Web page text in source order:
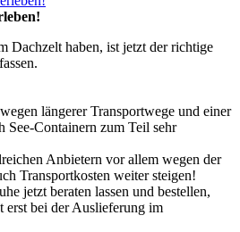
Dachzelt haben, ist jetzt der richtige
längerer Transportwege und einer
See-Containern zum Teil sehr
Anbietern vor allem wegen der
Transportkosten weiter steigen!
jetzt beraten lassen und bestellen,
erst bei der Auslieferung im